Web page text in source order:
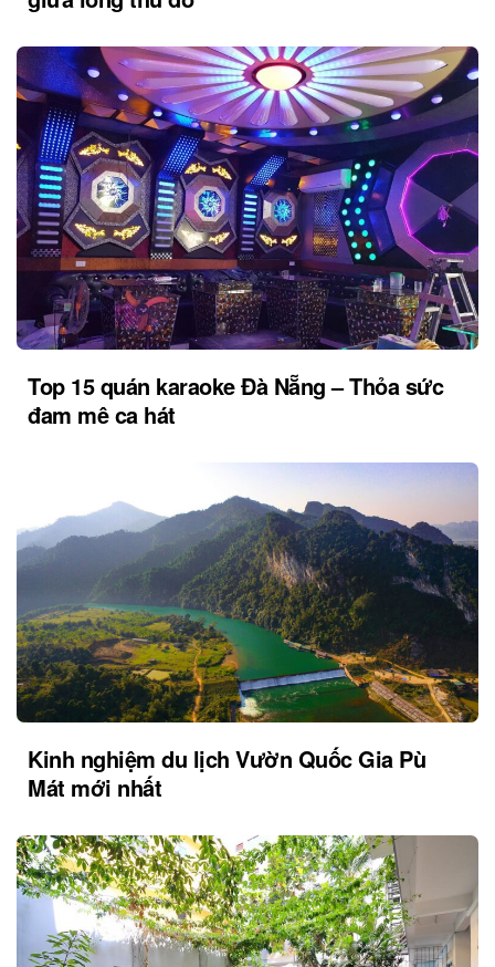
Top 15 quán karaoke Đà Nẵng – Thỏa sức
đam mê ca hát
Kinh nghiệm du lịch Vườn Quốc Gia Pù
Mát mới nhất